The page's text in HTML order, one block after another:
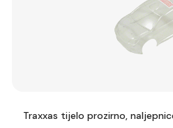
Traxxas tijelo prozirno,